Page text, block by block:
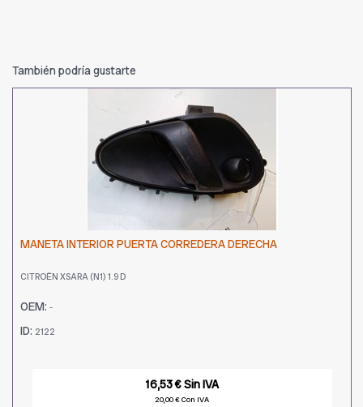
También podría gustarte
MANETA INTERIOR PUERTA CORREDERA DERECHA
CITROËN XSARA (N1) 1.9 D
OEM: -
ID: 2122
16,53 € Sin IVA
20,00 € Con IVA